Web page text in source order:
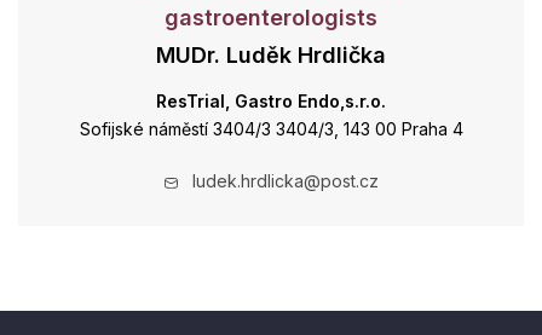
gastroenterologists
MUDr. Luděk Hrdlička
ResTrial, Gastro Endo,s.r.o.
Sofijské náměstí 3404/3 3404/3, 143 00 Praha 4
ludek.hrdlicka@post.cz